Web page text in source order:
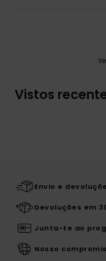
Vistos
Envio e
Devoluções em
Junta-te ao
Nosso